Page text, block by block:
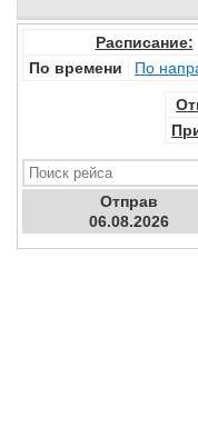
Расписание:
По времени
По
Отправ
06.08.2026